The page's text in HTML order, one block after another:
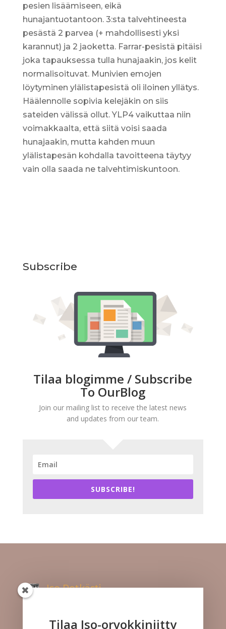
pesien lisäämiseen, eikä
hunajantuotantoon. 3:sta talvehtineesta
pesästä 2 parvea (+ mahdollisesti yksi
karannut) ja 2 jaoketta. Farrar-pesistä pitäisi
joka tapauksessa tulla hunajaakin, jos kelit
normalisoituvat. Munivien emojen
löytyminen ylälistapesistä oli iloinen yllätys.
Häälennolle sopivia kelejäkin on siis
sateiden välissä ollut. YLP4 vaikuttaa niin
voimakkaalta, että siitä voisi saada
hunajaakin, mutta kahden muun
ylälistapesän kohdalla tavoitteena täytyy
vain olla saada ne talvehtimiskuntoon.
Subscribe
Tilaa blogimme / Subscribe
To OurBlog
Join our mailing list to receive the latest news
and updates from our team.
SUBSCRIBE!
Iso Potkästi
Tilaa Iso-orvokkiniitty